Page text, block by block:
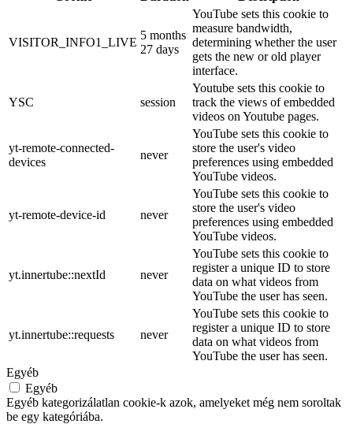
VISITOR_INFO1_LIVE
5 months
27 days
YouTube sets this cookie to
measure bandwidth,
determining whether the user
gets the new or old player
interface.
YSC session
Youtube sets this cookie to
track the views of embedded
videos on Youtube pages.
yt-remote-connected-
devices
never
YouTube sets this cookie to
store the user's video
preferences using embedded
YouTube videos.
yt-remote-device-id never
YouTube sets this cookie to
store the user's video
preferences using embedded
YouTube videos.
yt.innertube::nextId never
YouTube sets this cookie to
register a unique ID to store
data on what videos from
YouTube the user has seen.
yt.innertube::requests never
YouTube sets this cookie to
register a unique ID to store
data on what videos from
YouTube the user has seen.
Egyéb
Egyéb
Egyéb kategorizálatlan cookie-k azok, amelyeket még nem soroltak
be egy kategóriába.